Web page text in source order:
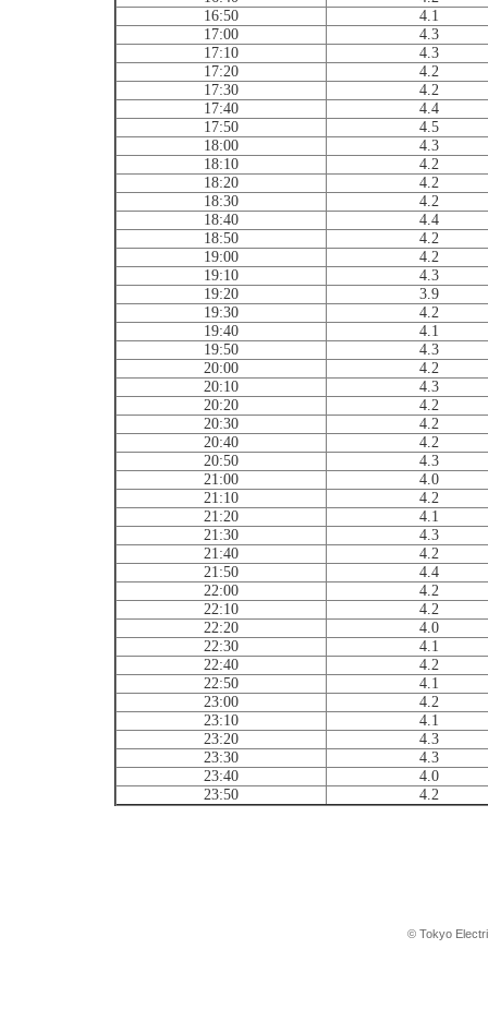
16:50
4.1
17:00
4.3
17:10
4.3
17:20
4.2
17:30
4.2
17:40
4.4
17:50
4.5
18:00
4.3
18:10
4.2
18:20
4.2
18:30
4.2
18:40
4.4
18:50
4.2
19:00
4.2
19:10
4.3
19:20
3.9
19:30
4.2
19:40
4.1
19:50
4.3
20:00
4.2
20:10
4.3
20:20
4.2
20:30
4.2
20:40
4.2
20:50
4.3
21:00
4.0
21:10
4.2
21:20
4.1
21:30
4.3
21:40
4.2
21:50
4.4
22:00
4.2
22:10
4.2
22:20
4.0
22:30
4.1
22:40
4.2
22:50
4.1
23:00
4.2
23:10
4.1
23:20
4.3
23:30
4.3
23:40
4.0
23:50
4.2
© Tokyo